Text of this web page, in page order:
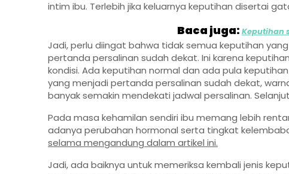
intim ibu. Terlebih jika keluarnya keputihan disertai
Baca juga: Keputihan
Jadi, perlu diingat bahwa tidak semua keputihan
pertanda persalinan sudah dekat. Ini karena
kondisi. Ada keputihan normal dan ada pula
yang menjadi pertanda persalinan sudah dekat,
banyak semakin mendekati jadwal persalinan.
Pada masa kehamilan sendiri ibu memang lebih
adanya perubahan hormonal serta tingkat
selama mengandung dalam artikel ini.
Jadi, ada baiknya untuk memeriksa kembali jenis